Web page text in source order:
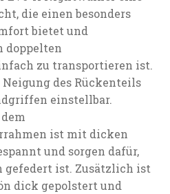
die einen besonders
bietet und
doppelten
zu transportieren ist.
des Rückenteils
einstellbar.
ist mit dicken
und sorgen dafür,
gefedert ist. Zusätzlich ist
dick gepolstert und